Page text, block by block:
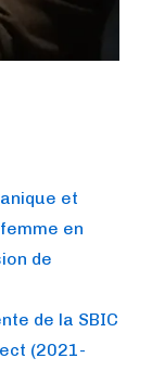
et
en
de
de la SBIC
(2021-